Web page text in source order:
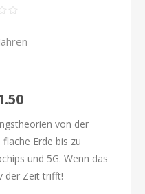
von der
Erde bis zu
und 5G. Wenn das
der Zeit trifft!